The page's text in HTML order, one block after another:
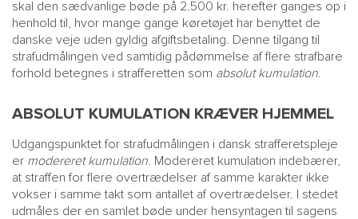
skal den sædvanlige bøde på 2.500 kr. herefter ganges op i
henhold til, hvor mange gange køretøjet har benyttet de
danske veje uden gyldig afgiftsbetaling. Denne tilgang til
strafudmålingen ved samtidig pådømmelse af flere strafbare
forhold betegnes i strafferetten som absolut kumulation.
ABSOLUT KUMULATION KRÆVER HJEMMEL
Udgangspunktet for strafudmålingen i dansk strafferetspleje
er modereret kumulation. Modereret kumulation indebærer,
at straffen for flere overtrædelser af samme karakter ikke
vokser i samme takt som antallet af overtrædelser. I stedet
udmåles der en samlet bøde under hensyntagen til sagens